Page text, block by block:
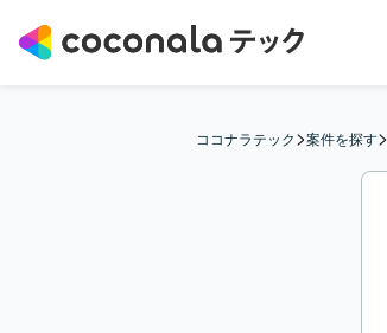
ココナラテック>案件を探す>